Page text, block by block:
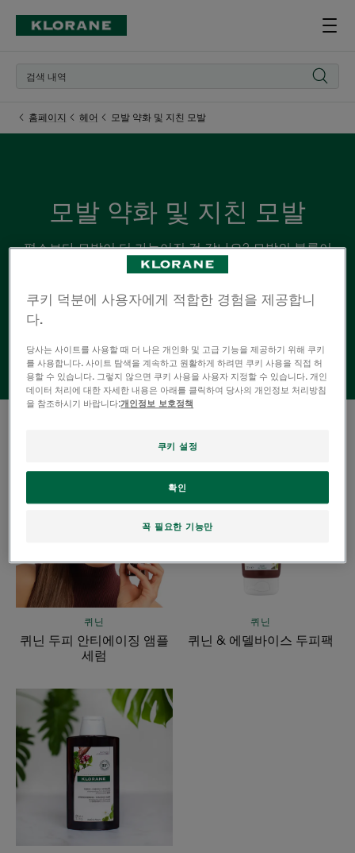
홈페이지 헤어 모발 약화 및 지친 모발
모발 약화 및 지친 모발
평소보다 모발이 더 가늘어진 것 같나요? 모발의 볼륨이
꺼진 것 같나요? 걱정하지 마세요. 너무 늦은 때는 없습니
다! 몇 가지 간단한 리추얼로 약해진 모발에 힘과 활력을
징
앰
플
럼
퀴닌
퀴닌 두피 안티에이징 앰플
세럼
이
피
팩
퀴닌
퀴닌 & 에델바이스 두피팩
닌
두
피
안
티
에
이
쿠키 덕분에 사용자에게 적합한 경험을 제공합니
다.
당사는 사이트를 사용할 때 더 나은 개인화 및 고급 기능을 제공하기 위해 쿠키
를 사용합니다. 사이트 탐색을 계속하고 원활하게 하려면 쿠키 사용을 직접 허
용할 수 있습니다. 그렇지 않으면 쿠키 사용을 사용자 지정할 수 있습니다. 개인
데이터 처리에 대한 자세한 내용은 아래를 클릭하여 당사의 개인정보 처리방침
을 참조하시기 바랍니다:개인정보 보호정책
쿠키 설정
꼭 필요한 기능만
확인